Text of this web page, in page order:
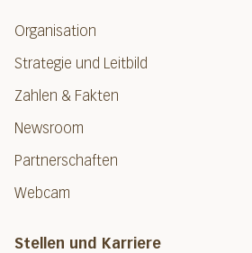
Organisation
Strategie und Leitbild
Zahlen & Fakten
Newsroom
Partnerschaften
Webcam
Stellen und Karriere